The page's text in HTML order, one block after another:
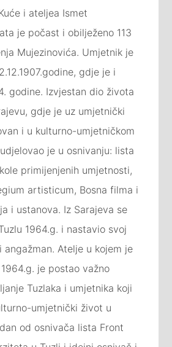
i ateljea Ismet
je počast i obilježeno 113
Mujezinovića. Umjetnik je
gdje je i
godine. Izvjestan dio života
gdje je uz umjetnički
i u kulturno-umjetničkom
je u osnivanju: lista
primijenjenih umjetnosti,
artisticum, Bosna filma i
i ustanova. Iz Sarajeva se
1964.g. i nastavio svoj
angažman. Atelje u kojem je
je postao važno
Tuzlaka i umjetnika koji
umjetnički život u
od osnivača lista Front